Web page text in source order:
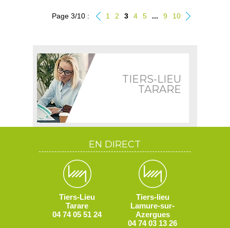
Page 3/10 : 1 2 3 4 5 ... 9 10
TIERS-LIEU
TARARE
EN DIRECT
Tiers-Lieu
Tarare
04 74 05 51 24
Tiers-lieu
Lamure-sur-
Azergues
04 74 03 13 26